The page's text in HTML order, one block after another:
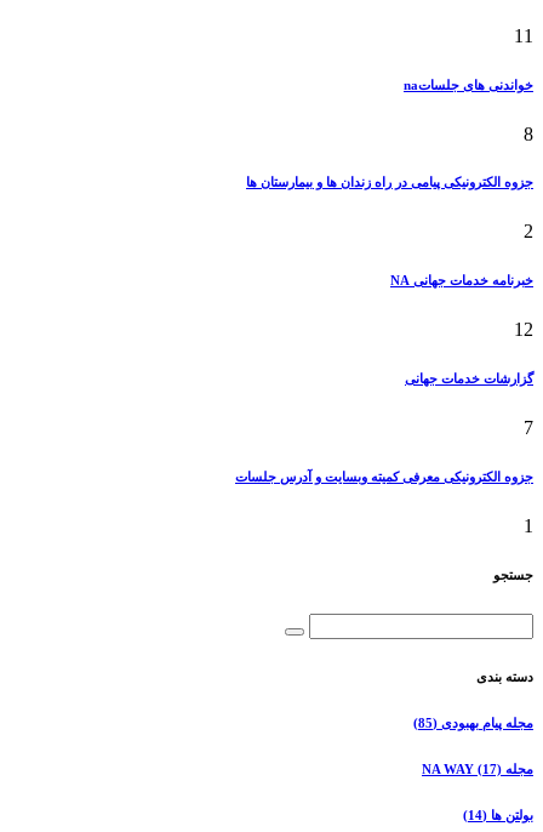
11
خواندنی های جلساتna
8
جزوه الکترونیکی پیامی در راه زندان ها و بیمارستان ها
2
خبرنامه خدمات جهانی NA
12
گزارشات خدمات جهانی
7
جزوه الکترونیکی معرفی کمیته وبسایت و آدرس جلسات
1
جستجو
دسته بندی
مجله پیام بهبودی (85)
مجله NA WAY (17)
بولتن ها (14)